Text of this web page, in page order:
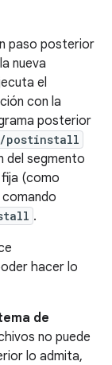
paso posterior
nueva
el
con la
posterior
postinstall
del segmento
(como
.
hacer lo
de
no puede
lo admita,